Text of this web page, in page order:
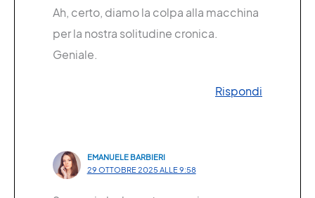
Ah, certo, diamo la colpa alla macchina
per la nostra solitudine cronica.
Geniale.
Rispondi
EMANUELE BARBIERI
29 OTTOBRE 2025 ALLE 9:58